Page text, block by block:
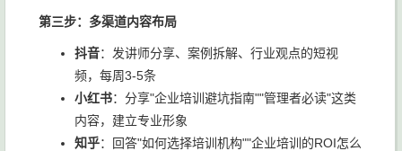
第三步：多渠道内容布局
抖音：发讲师分享、案例拆解、行业观点的短视
频，每周3-5条
小红书：分享"企业培训避坑指南""管理者必读"这类
内容，建立专业形象
知乎：回答"如何选择培训机构""企业培训的ROI怎么